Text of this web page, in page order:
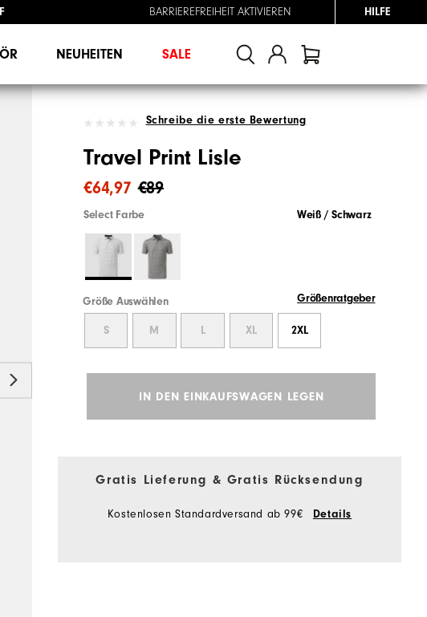
BARRIEREFREIHEIT AKTIVIEREN HILFE
NEUHEITEN SALE
Schreibe die erste Bewertung
Travel Print Lisle
€89
€64,97
Select Farbe Weiß / Schwarz
Größe Auswählen Größenratgeber
S M L XL 2XL
IN DEN EINKAUFSWAGEN LEGEN
Gratis Lieferung & Gratis Rücksendung
Kostenlosen Standardversand ab 99€ Details